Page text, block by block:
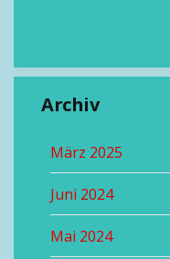
Archiv
März 2025
Juni 2024
Mai 2024